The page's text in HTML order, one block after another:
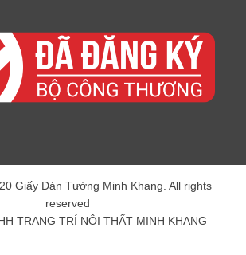
Giấy Dán Tường Minh Khang. All rights
reserved
TRANG TRÍ NỘI THẤT MINH KHANG